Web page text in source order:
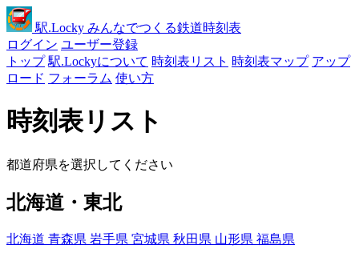
駅.Locky みんなでつくる鉄道時刻表
ログイン ユーザー登録
トップ 駅.Lockyについて 時刻表リスト 時刻表マップ アップ
ロード フォーラム 使い方
時刻表リスト
都道府県を選択してください
北海道・東北
北海道 青森県 岩手県 宮城県 秋田県 山形県 福島県